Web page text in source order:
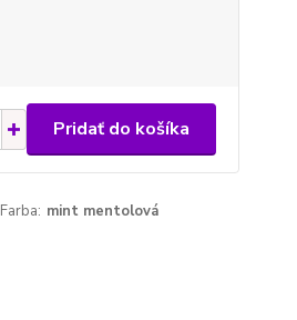
Pridať do košíka
Farba: mint mentolová